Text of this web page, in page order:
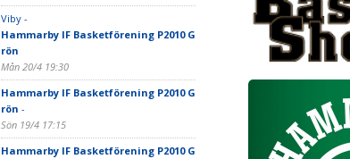
Viby -
Hammarby IF Basketförening P2010 G
rön
Mån 20/4 19:30
Hammarby IF Basketförening P2010 G
rön -
Sön 19/4 17:15
Hammarby IF Basketförening P2010 G